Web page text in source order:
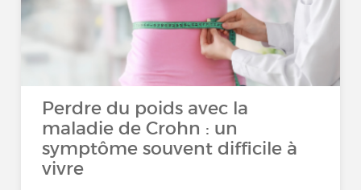
Perdre du poids avec la
maladie de Crohn : un
symptôme souvent difficile à
vivre